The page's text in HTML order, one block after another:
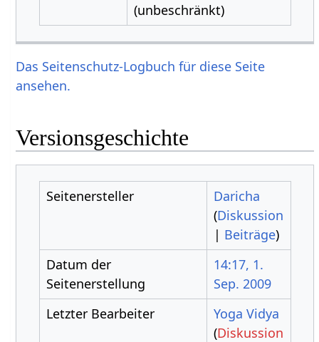
(unbeschränkt)
Das Seitenschutz-Logbuch für diese Seite
ansehen.
Versionsgeschichte
Seitenersteller
Daricha
(Diskussion
| Beiträge)
Datum der
Seitenerstellung
14:17, 1.
Sep. 2009
Letzter Bearbeiter
Yoga Vidya
(Diskussion